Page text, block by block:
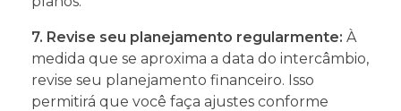
7. Revise seu planejamento regularmente: À
medida que se aproxima a data do intercâmbio,
revise seu planejamento financeiro. Isso
permitirá que você faça ajustes conforme